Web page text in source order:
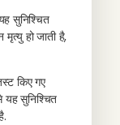
सुनिश्चित
हो जाती है,
किए गए
यह सुनिश्चित